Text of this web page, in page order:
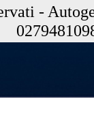
-